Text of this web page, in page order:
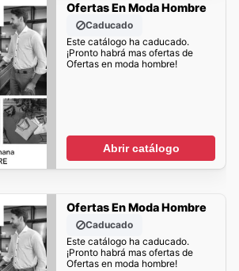
Ofertas En Moda Hombre
Caducado
Este catálogo ha caducado.
¡Pronto habrá mas ofertas de
Ofertas en moda hombre!
Abrir catálogo
Ofertas En Moda Hombre
Caducado
Este catálogo ha caducado.
¡Pronto habrá mas ofertas de
Ofertas en moda hombre!